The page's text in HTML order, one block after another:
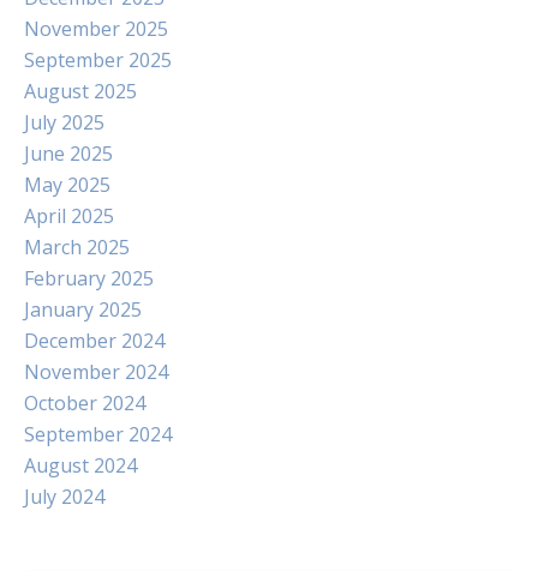
November 2025
September 2025
August 2025
July 2025
June 2025
May 2025
April 2025
March 2025
February 2025
January 2025
December 2024
November 2024
October 2024
September 2024
August 2024
July 2024